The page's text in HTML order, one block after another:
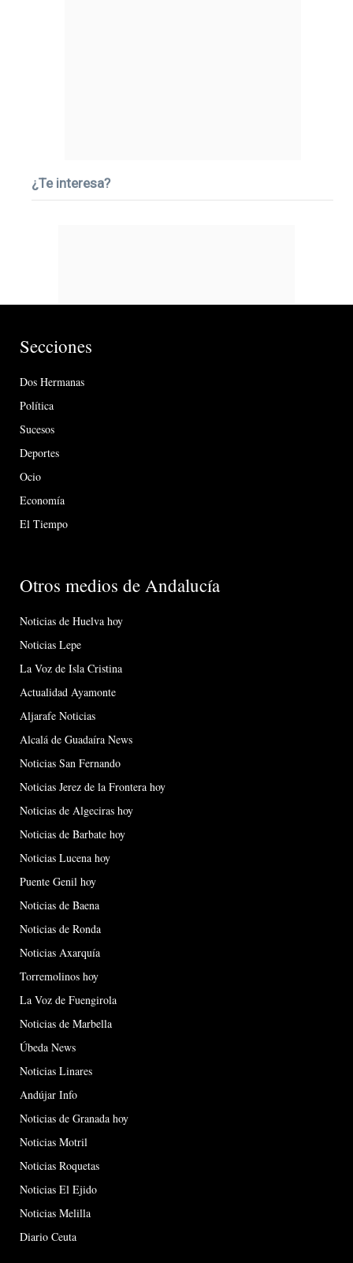
¿Te interesa?
Secciones
Dos Hermanas
Política
Sucesos
Deportes
Ocio
Economía
El Tiempo
Otros medios de Andalucía
Noticias de Huelva hoy
Noticias Lepe
La Voz de Isla Cristina
Actualidad Ayamonte
Aljarafe Noticias
Alcalá de Guadaíra News
Noticias San Fernando
Noticias Jerez de la Frontera hoy
Noticias de Algeciras hoy
Noticias de Barbate hoy
Noticias Lucena hoy
Puente Genil hoy
Noticias de Baena
Noticias de Ronda
Noticias Axarquía
Torremolinos hoy
La Voz de Fuengirola
Noticias de Marbella
Úbeda News
Noticias Linares
Andújar Info
Noticias de Granada hoy
Noticias Motril
Noticias Roquetas
Noticias El Ejido
Noticias Melilla
Diario Ceuta